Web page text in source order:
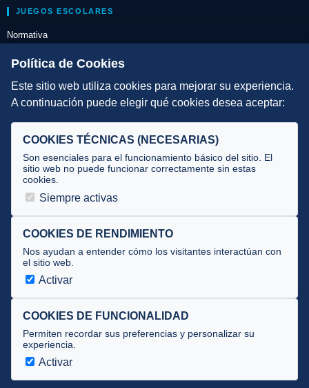
JUEGOS ESCOLARES
Normativa
Escuelas de Triatlón
DIRECCIÓN TÉCNICA
Selecciones
Tecnificación
JUECES Y OFICIALES
Documentos
Cursos
Circulares oficiales
Convocatorias y Equipaciones
Av. José Atarés 101, semisótano. 50018 Zaragoza
Política de Cookies
Este sitio web utiliza cookies para mejorar su experiencia.
A continuación puede elegir qué cookies desea aceptar:
COOKIES TÉCNICAS (NECESARIAS)
Son esenciales para el funcionamiento básico del sitio. El
sitio web no puede funcionar correctamente sin estas
cookies.
Siempre activas
COOKIES DE RENDIMIENTO
Nos ayudan a entender cómo los visitantes interactúan con
el sitio web.
Activar
COOKIES DE FUNCIONALIDAD
Permiten recordar sus preferencias y personalizar su
experiencia.
Activar